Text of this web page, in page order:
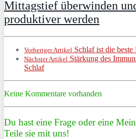
Mittagstief überwinden
produktiver werden
Vorheriger Artikel Schlaf ist die
Nächster Artikel Stärkung des
Schlaf
Keine Kommentare vorhanden
Du hast eine Frage oder eine
Teile sie mit uns!